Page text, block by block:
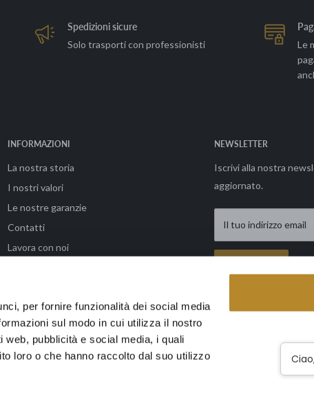
per fornire funzionalità dei social media
sul modo in cui utilizza il nostro
pubblicità e social media, i quali
loro o che hanno raccolto dal suo utilizzo
Spedizioni sicure
Solo trasporti con professionisti
Le
INFORMAZIONI
La nostra storia
I nostri valori
Le nostre garanzie
Contatti
Lavora con noi
NEWSLETTER
Iscrivi alla nostra
aggiornato.
Il tuo indirizzo email
WAIKA • EMMELAB